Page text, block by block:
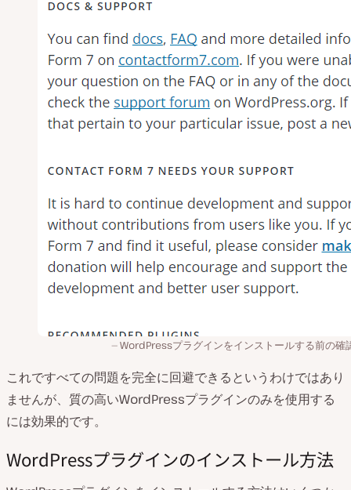
WordPressプラグインをインストールする前の確
これですべての問題を完全に回避できるというわけではあり
ませんが、質の高いWordPressプラグインのみを使用する
には効果的です。
WordPressプラグインのインストール方法